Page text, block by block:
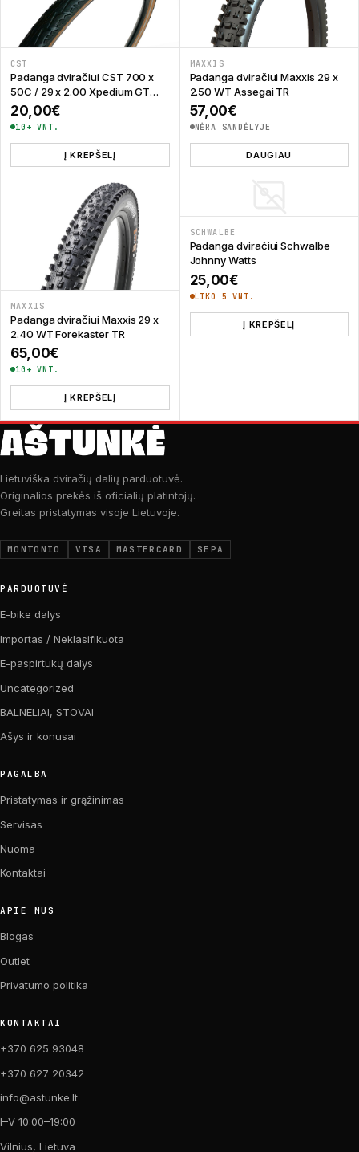
CST
Padanga dviračiui CST 700 x
50C / 29 x 2.00 Xpedium GT
C3031 Coffee Wall
20,00€
10+ VNT.
Į KREPŠELĮ
MAXXIS
Padanga dviračiui Maxxis 29 x
2.50 WT Assegai TR
57,00€
NĖRA SANDĖLYJE
DAUGIAU
MAXXIS
Padanga dviračiui Maxxis 29 x
2.40 WT Forekaster TR
65,00€
10+ VNT.
Į KREPŠELĮ
SCHWALBE
Padanga dviračiui Schwalbe
Johnny Watts
25,00€
LIKO 5 VNT.
Į KREPŠELĮ
Lietuviška dviračių dalių parduotuvė.
Originalios prekės iš oficialių platintojų.
Greitas pristatymas visoje Lietuvoje.
MONTONIO VISA MASTERCARD SEPA
PARDUOTUVĖ
E-bike dalys
Importas / Neklasifikuota
E-paspirtukų dalys
Uncategorized
BALNELIAI, STOVAI
Ašys ir konusai
PAGALBA
Pristatymas ir grąžinimas
Servisas
Nuoma
Kontaktai
APIE MUS
Blogas
Outlet
Privatumo politika
KONTAKTAI
+370 625 93048
+370 627 20342
info@astunke.lt
I–V 10:00–19:00
Vilnius, Lietuva